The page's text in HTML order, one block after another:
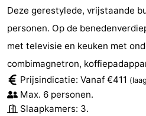
Deze gerestylede, vrijstaande
personen. Op de
met televisie en keuken met
combimagnetron,
Prijsindicatie: Vanaf €411
Max. 6 personen.
Slaapkamers: 3.